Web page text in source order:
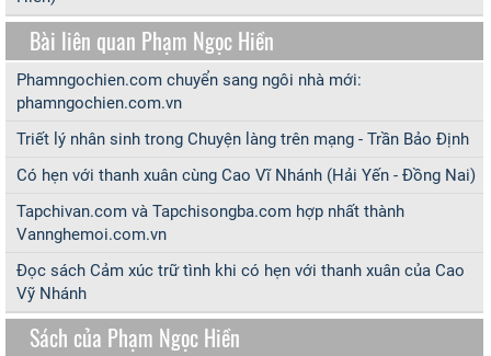
Bài liên quan Phạm Ngọc Hiền
Phamngochien.com chuyển sang ngôi nhà mới:
phamngochien.com.vn
Triết lý nhân sinh trong Chuyện làng trên mạng - Trần Bảo Định
Có hẹn với thanh xuân cùng Cao Vĩ Nhánh (Hải Yến - Đồng Nai)
Tapchivan.com và Tapchisongba.com hợp nhất thành
Vannghemoi.com.vn
Đọc sách Cảm xúc trữ tình khi có hẹn với thanh xuân của Cao
Vỹ Nhánh
Sách của Phạm Ngọc Hiền